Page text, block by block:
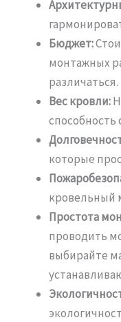
Бюджет:
монтажных
различаться.
Вес кровли:
которые
кровельный
Простота
проводить
выбирайте